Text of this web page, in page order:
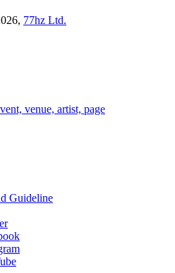
77hz Ltd.
venue, artist, page
Guideline